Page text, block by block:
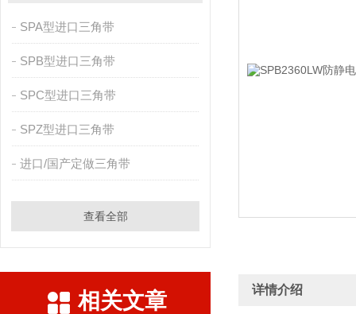
SPA型进口三角带
SPB型进口三角带
SPC型进口三角带
SPZ型进口三角带
进口/国产定做三角带
查看全部
相关文章 详情介绍